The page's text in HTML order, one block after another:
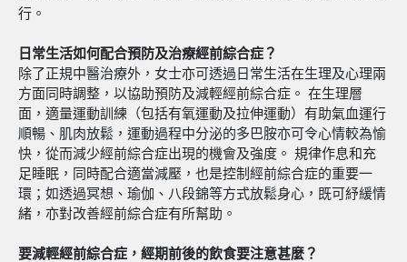
行。
日常生活如何配合預防及治療經前綜合症？
除了正規中醫治療外，女士亦可透過日常生活在生理及心理兩
方面同時調整，以協助預防及減輕經前綜合症。 在生理層
面，適量運動訓練（包括有氧運動及拉伸運動）有助氣血運行
順暢、肌肉放鬆，運動過程中分泌的多巴胺亦可令心情較為愉
快，從而減少經前綜合症出現的機會及強度。 規律作息和充
足睡眠，同時配合適當減壓，也是控制經前綜合症的重要一
環；如透過冥想、瑜伽、八段錦等方式放鬆身心，既可紓緩情
緒，亦對改善經前綜合症有所幫助。
要減輕經前綜合症，經期前後的飲食要注意甚麼？